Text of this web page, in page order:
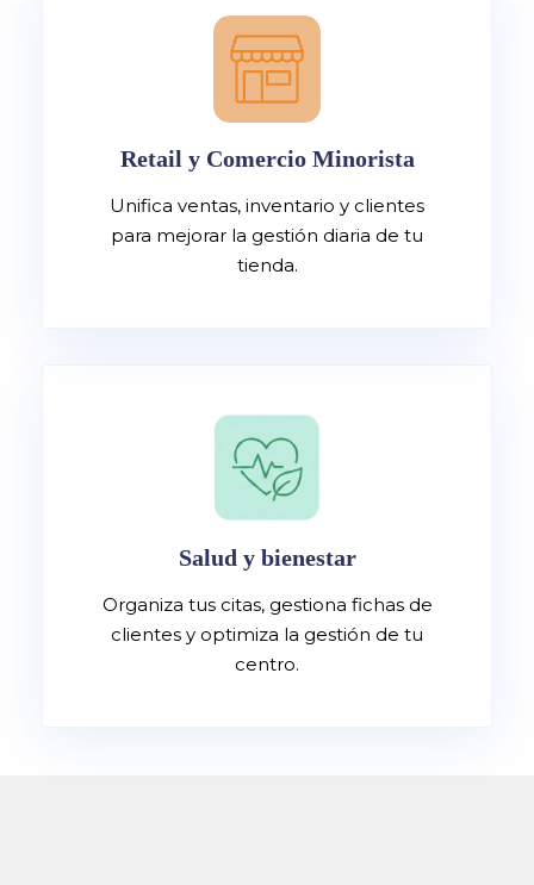
Retail y Comercio Minorista
Unifica ventas, inventario y clientes
para mejorar la gestión diaria de tu
tienda.
Salud y bienestar
Organiza tus citas, gestiona fichas de
clientes y optimiza la gestión de tu
centro.